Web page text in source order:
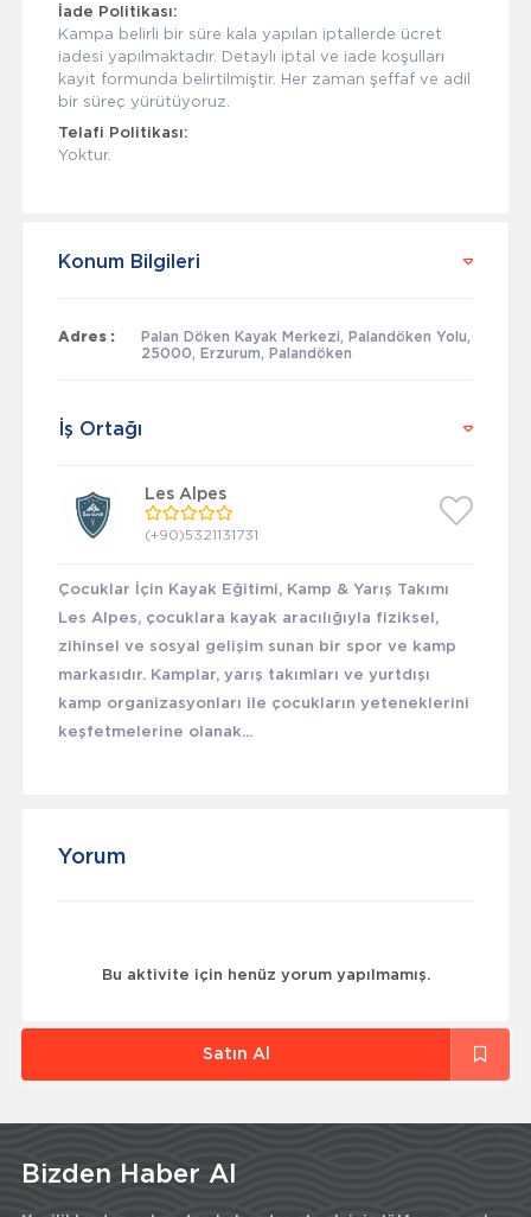
İade Politikası:
Kampa belirli bir süre kala yapılan iptallerde ücret
iadesi yapılmaktadır. Detaylı iptal ve iade koşulları
kayıt formunda belirtilmiştir. Her zaman şeffaf ve adil
bir süreç yürütüyoruz.
Telafi Politikası:
Yoktur.
Konum Bilgileri
Adres :
Palan Döken Kayak Merkezi, Palandöken Yolu,
25000, Erzurum, Palandöken
İş Ortağı
Les Alpes
(+90)5321131731
Çocuklar İçin Kayak Eğitimi, Kamp & Yarış Takımı
Les Alpes, çocuklara kayak aracılığıyla fiziksel,
zihinsel ve sosyal gelişim sunan bir spor ve kamp
markasıdır. Kamplar, yarış takımları ve yurtdışı
kamp organizasyonları ile çocukların yeteneklerini
keşfetmelerine olanak...
Yorum
Bu aktivite için henüz yorum yapılmamış.
Satın Al
Bizden Haber Al